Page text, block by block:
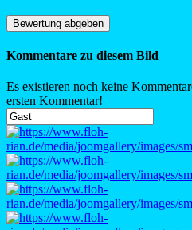
Kommentare zu diesem Bild
Es existieren noch keine
ersten Kommentar!